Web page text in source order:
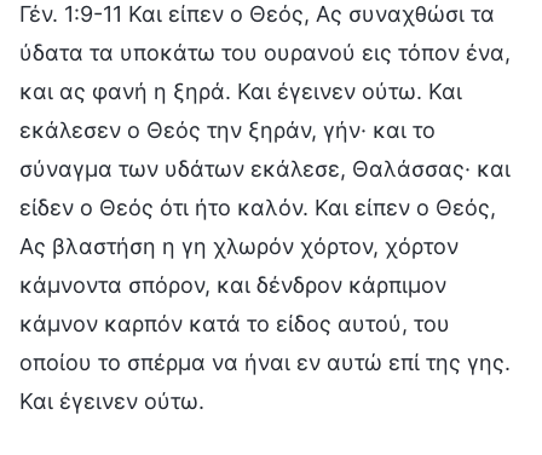
Γέν. 1:9-11 Και είπεν ο Θεός, Ας συναχθώσι τα
ύδατα τα υποκάτω του ουρανού εις τόπον ένα,
και ας φανή η ξηρά. Και έγεινεν ούτω. Και
εκάλεσεν ο Θεός την ξηράν, γήν· και το
σύναγμα των υδάτων εκάλεσε, Θαλάσσας· και
είδεν ο Θεός ότι ήτο καλόν. Και είπεν ο Θεός,
Ας βλαστήση η γη χλωρόν χόρτον, χόρτον
κάμνοντα σπόρον, και δένδρον κάρπιμον
κάμνον καρπόν κατά το είδος αυτού, του
οποίου το σπέρμα να ήναι εν αυτώ επί της γης.
Και έγεινεν ούτω.